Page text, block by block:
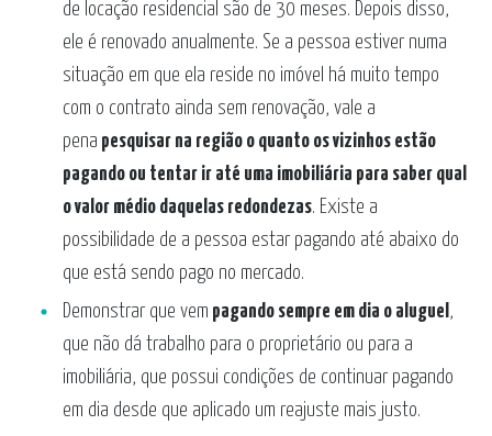
de locação residencial são de 30 meses. Depois disso,
ele é renovado anualmente. Se a pessoa estiver numa
situação em que ela reside no imóvel há muito tempo
com o contrato ainda sem renovação, vale a
pena pesquisar na região o quanto os vizinhos estão
pagando ou tentar ir até uma imobiliária para saber qual
o valor médio daquelas redondezas. Existe a
possibilidade de a pessoa estar pagando até abaixo do
que está sendo pago no mercado.
Demonstrar que vem pagando sempre em dia o aluguel ,
que não dá trabalho para o proprietário ou para a
imobiliária, que possui condições de continuar pagando
em dia desde que aplicado um reajuste mais justo.